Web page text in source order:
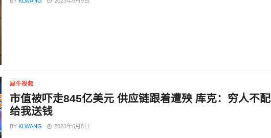
犀牛视频
市值被吓走845亿美元 供应链跟着遭殃 库克：穷人不配
给我送钱
BY KLWANG 2023年6月8日